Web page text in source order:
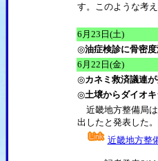
す。このような考
6月23日(土)
◎油症検診に骨密
6月22日(金)
◎カネミ救済議連
◎土壌からダイオ
近畿地方整備局は
出したと発表した
近畿地方整